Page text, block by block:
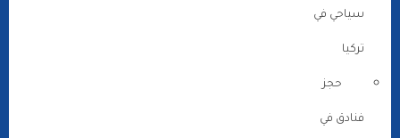
سياحي في
تركيا
حجز
فنادق في